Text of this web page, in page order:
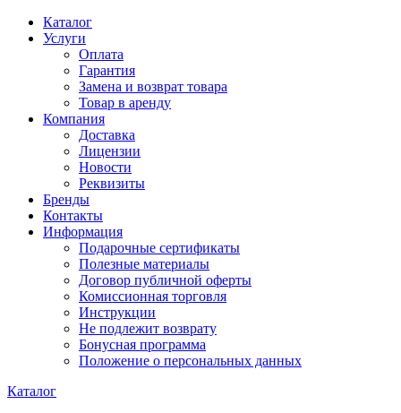
Каталог
Услуги
Оплата
Гарантия
Замена и возврат товара
Товар в аренду
Компания
Доставка
Лицензии
Новости
Реквизиты
Бренды
Контакты
Информация
Подарочные сертификаты
Полезные материалы
Договор публичной оферты
Комиссионная торговля
Инструкции
Не подлежит возврату
Бонусная программа
Положение о персональных данных
Каталог